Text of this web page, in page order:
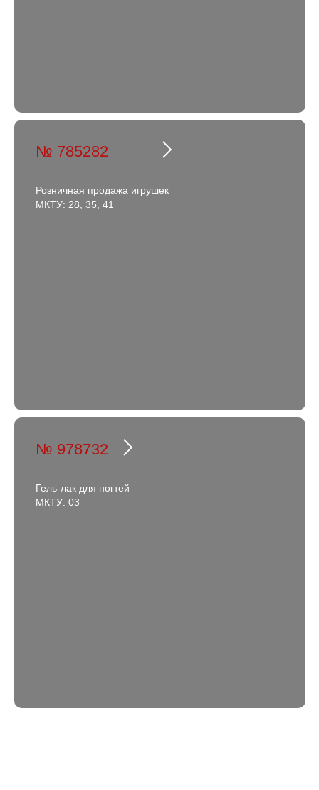
№ 785282
Розничная продажа игрушек
МКТУ: 28, 35, 41
№ 978732
Гель-лак для ногтей
МКТУ: 03